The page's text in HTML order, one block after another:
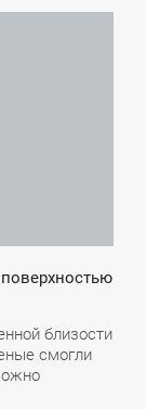
близости
смогли